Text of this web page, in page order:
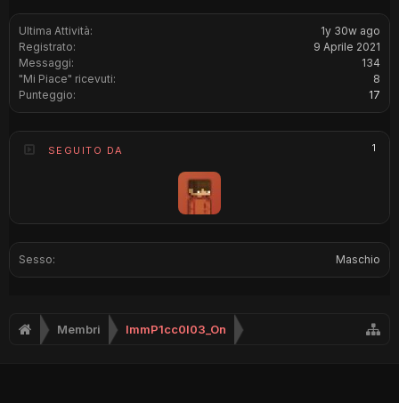
Ultima Attività:
1y 30w ago
Registrato:
9 Aprile 2021
Messaggi:
134
"Mi Piace" ricevuti:
8
Punteggio:
17
SEGUITO DA 1
Sesso: Maschio
Membri ImmP1cc0l03_On